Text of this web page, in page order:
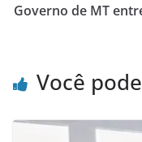
Governo de MT
Você